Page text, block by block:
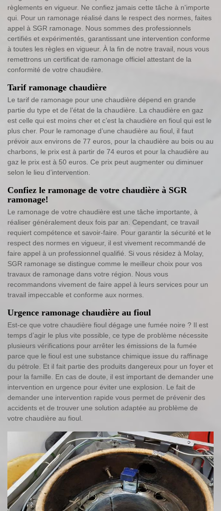
règlements en vigueur. Ne confiez jamais cette tâche à n'importe
qui. Pour un ramonage réalisé dans le respect des normes, faites
appel à SGR ramonage. Nous sommes des professionnels
certifiés et expérimentés, garantissant une intervention conforme
à toutes les règles en vigueur. À la fin de notre travail, nous vous
remettrons un certificat de ramonage officiel attestant de la
conformité de votre chaudière.
Tarif ramonage chaudière
Le tarif de ramonage pour une chaudière dépend en grande
partie du type et de l’état de la chaudière. La chaudière en gaz
est celle qui est moins cher et c’est la chaudière en fioul qui est le
plus cher. Pour le ramonage d’une chaudière au fioul, il faut
prévoir aux environs de 77 euros, pour la chaudière au bois ou au
charbons, le prix est à partir de 74 euros et pour la chaudière au
gaz le prix est à 50 euros. Ce prix peut augmenter ou diminuer
selon le lieu d’intervention.
Confiez le ramonage de votre chaudière à SGR
ramonage!
Le ramonage de votre chaudière est une tâche importante, à
réaliser généralement deux fois par an. Cependant, ce travail
requiert compétence et savoir-faire. Pour garantir la sécurité et le
respect des normes en vigueur, il est vivement recommandé de
faire appel à un professionnel qualifié. Si vous résidez à Molay,
SGR ramonage se distingue comme le meilleur choix pour vos
travaux de ramonage dans votre région. Nous vous
recommandons vivement de faire appel à leurs services pour un
travail impeccable et conforme aux normes.
Urgence ramonage chaudière au fioul
Est-ce que votre chaudière fioul dégage une fumée noire ? Il est
temps d’agir le plus vite possible, ce type de problème nécessite
plusieurs vérifications pour arrêter les émissions de la fumée
parce que le fioul est une substance chimique issue du raffinage
du pétrole. Et il fait partie des produits dangereux pour un foyer et
pour la famille. En cas de doute, il est important de demander une
intervention en urgence pour éviter une explosion. Le fait de
demander une intervention rapide vous permet de prévenir des
accidents et de trouver une solution adaptée au problème de
votre chaudière au fioul.